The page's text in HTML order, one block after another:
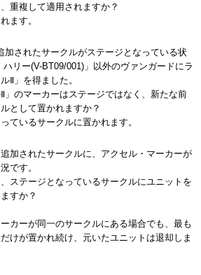
重複して適用されますか？
ます。
加されたサークルがステージとなっている状
リー(V-BT09/001)」以外のヴァンガードにラ
Ⅱ」を得ました。
」のマーカーはステージではなく、新たな前
として置かれますか？
ているサークルに置かれます。
加されたサークルに、アクセル・マーカーが
です。
ステージとなっているサークルにユニットを
すか？
カーが同一のサークルにある場合でも、最も
けが置かれ続け、元いたユニットは退却しま